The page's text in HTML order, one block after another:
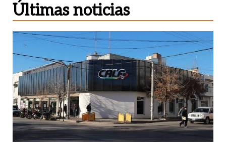
Últimas noticias